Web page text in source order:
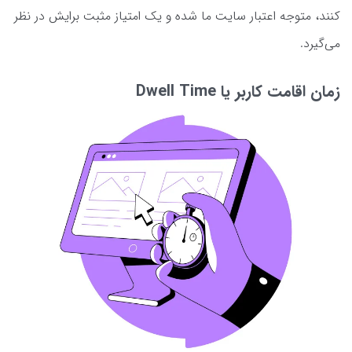
کنند، متوجه اعتبار سایت ما شده و یک امتیاز مثبت برایش در نظر
می‌گیرد.
زمان اقامت کاربر یا Dwell Time